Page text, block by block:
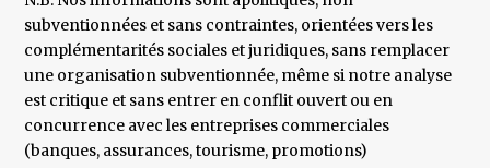
subventionnées et sans contraintes, orientées vers les
complémentarités sociales et juridiques, sans remplacer
une organisation subventionnée, même si notre analyse
est critique et sans entrer en conflit ouvert ou en
concurrence avec les entreprises commerciales
(banques, assurances, tourisme, promotions)